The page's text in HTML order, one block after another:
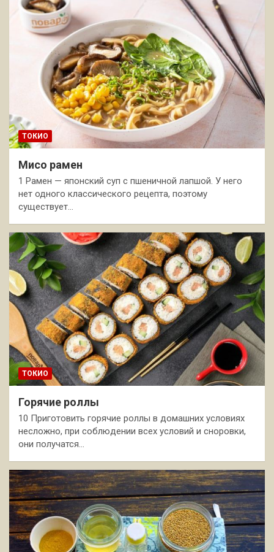
ТОКИО
Мисо рамен
1 Рамен — японский суп с пшеничной лапшой. У него
нет одного классического рецепта, поэтому
существует…
ТОКИО
Горячие роллы
10 Приготовить горячие роллы в домашних условиях
несложно, при соблюдении всех условий и сноровки,
они получатся…